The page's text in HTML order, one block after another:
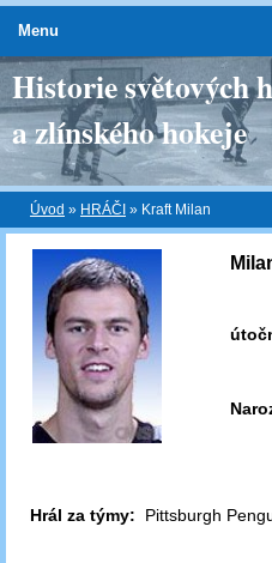
Historie světových
a zlínského hokeje
Úvod » HRÁČI » Kraft Milan
Hrál za týmy: Pittsburgh
Menu